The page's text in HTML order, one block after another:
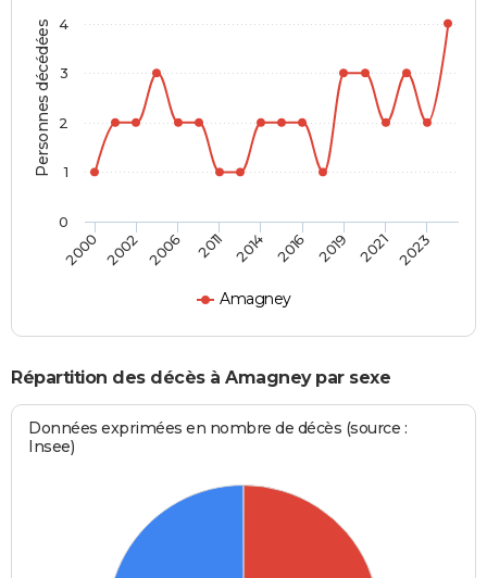
Personnes décédées
Amagney
2000 2002 2006 2011 2014 2016 2019 2021 2023
0
1
2
3
4
Répartition des décès à Amagney par sexe
Données exprimées en nombre de décès (source :
Insee)